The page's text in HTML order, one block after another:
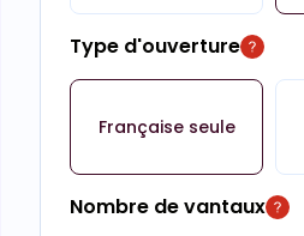
Type d'ouverture
Française seule
Nombre de vantaux